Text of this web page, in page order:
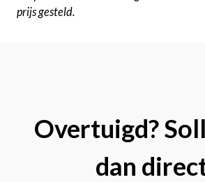
prijs gesteld.
Overtuigd?
dan